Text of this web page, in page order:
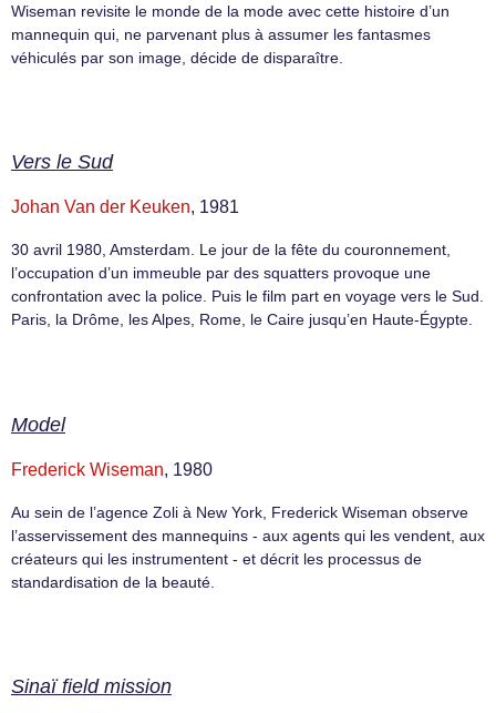
Wiseman revisite le monde de la mode avec cette histoire d’un
mannequin qui, ne parvenant plus à assumer les fantasmes
véhiculés par son image, décide de disparaître.
Vers le Sud
Johan Van der Keuken, 1981
30 avril 1980, Amsterdam. Le jour de la fête du couronnement,
l’occupation d’un immeuble par des squatters provoque une
confrontation avec la police. Puis le film part en voyage vers le Sud.
Paris, la Drôme, les Alpes, Rome, le Caire jusqu’en Haute-Égypte.
Model
Frederick Wiseman, 1980
Au sein de l’agence Zoli à New York, Frederick Wiseman observe
l’asservissement des mannequins - aux agents qui les vendent, aux
créateurs qui les instrumentent - et décrit les processus de
standardisation de la beauté.
Sinaï field mission